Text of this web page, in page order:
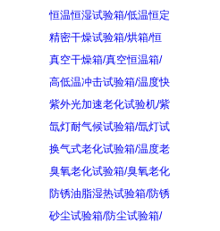
恒温恒湿试验箱/低温恒定
精密干燥试验箱/烘箱/恒
真空干燥箱/真空恒温箱/
高低温冲击试验箱/温度快
紫外光加速老化试验机/紫
氙灯耐气候试验箱/氙灯试
换气式老化试验箱/温度老
臭氧老化试验箱/臭氧老化
防锈油脂湿热试验箱/防锈
砂尘试验箱/防尘试验箱/